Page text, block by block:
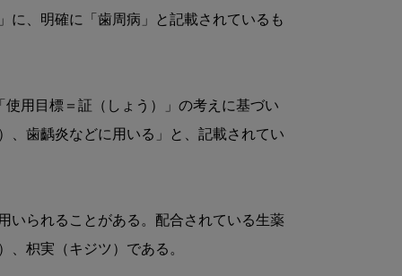
に、明確に「歯周病」と記載されているも
用目標＝証（しょう）」の考えに基づい
、歯齲炎などに用いる」と、記載されてい
いられることがある。配合されている生薬
枳実（キジツ）である。